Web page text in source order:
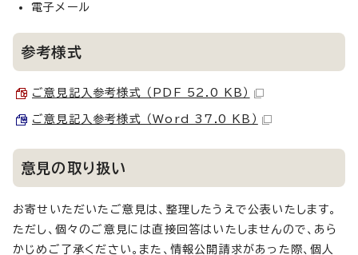
電子メール
参考様式
ご意見記入参考様式 （PDF 52.0 KB）
ご意見記入参考様式 （Word 37.0 KB）
意見の取り扱い
お寄せいただいたご意見は、整理したうえで公表いたします。
ただし、個々のご意見には直接回答はいたしませんので、あら
かじめご了承ください。また、情報公開請求があった際、個人